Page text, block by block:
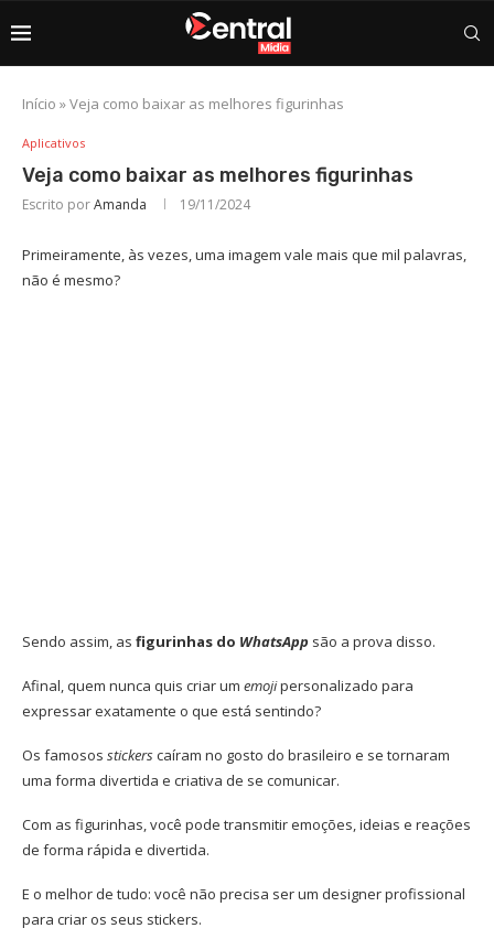
Início »Veja como baixar as melhores figurinhas
Aplicativos
Veja como baixar as melhores figurinhas
Escrito porAmanda 19/11/2024
Primeiramente, às vezes, uma imagem vale mais que mil palavras,
não é mesmo?
Sendo assim, as figurinhas do WhatsApp são a prova disso.
Afinal, quem nunca quis criar um emojipersonalizado para
expressar exatamente o que está sentindo?
Os famosos stickerscaíram no gosto do brasileiro e se tornaram
uma forma divertida e criativa de se comunicar.
Com as figurinhas, você pode transmitir emoções, ideias e reações
de forma rápida e divertida.
E o melhor de tudo: você não precisa ser um designer profissional
para criar os seus stickers.